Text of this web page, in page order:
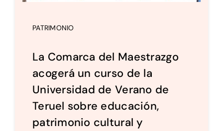
PATRIMONIO
La Comarca del Maestrazgo
acogerá un curso de la
Universidad de Verano de
Teruel sobre educación,
patrimonio cultural y